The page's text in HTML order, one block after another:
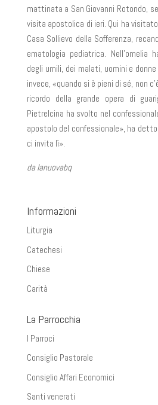
mattinata a San Giovanni Rotondo,
visita apostolica di ieri. Qui ha
Casa Sollievo della Sofferenza,
ematologia pediatrica. Nell’omelia
degli umili, dei malati, uomini e
invece, «quando si è pieni di sé, non
ricordo della grande opera di
Pietrelcina ha svolto nel
apostolo del confessionale», ha
ci invita lì».
da lanuovabq
Informazioni
Liturgia
Catechesi
Chiese
Carità
La Parrocchia
I Parroci
Consiglio Pastorale
Consiglio Affari Economici
Santi venerati